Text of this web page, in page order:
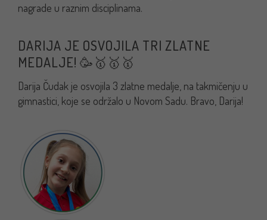
nagrade u raznim disciplinama.
DARIJA JE OSVOJILA TRI ZLATNE
MEDALJE! 🥳🥇🥇🥇
Darija Čudak je osvojila 3 zlatne medalje, na takmičenju u
gimnastici, koje se održalo u Novom Sadu. Bravo, Darija!